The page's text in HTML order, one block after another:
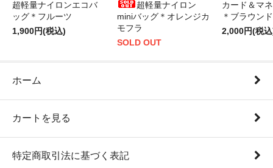
超軽量ナイロンエコバ
ッグ＊フルーツ
1,900円(税込)
超軽量ナイロン
miniバッグ＊オレンジカ
モフラ
SOLD OUT
カード＆マ
＊ブラウン
2,000円(税
ホーム
カートを見る
特定商取引法に基づく表記